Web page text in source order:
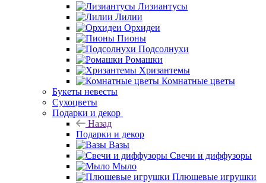
Лизиантусы
Лилии
Орхидеи
Пионы
Подсолнухи
Ромашки
Хризантемы
Комнатные цветы
Букеты невесты
Сухоцветы
Подарки и декор
Назад
Подарки и декор
Вазы
Свечи и диффузоры
Мыло
Плюшевые игрушки